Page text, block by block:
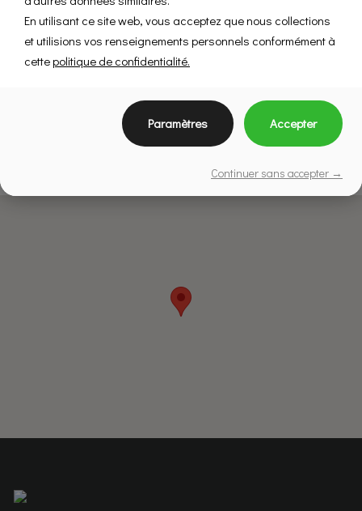
Habitations Pilon
En utilisant ce site web, vous acceptez que nous collections
et utilisions vos renseignements personnels conformément à
cettepolitique de confidentialité.
Paramètres Accepter
Continuer sans accepter →